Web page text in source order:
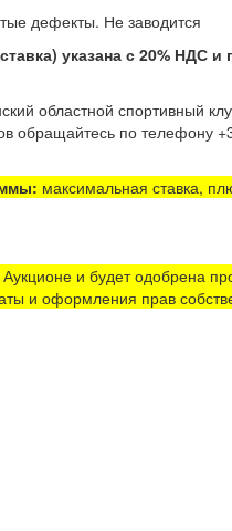
дефекты. Не
указана с 20% НДС и
областной спортивный
обращайтесь по телефону
максимальная ставка,
и будет одобрена
и оформления прав